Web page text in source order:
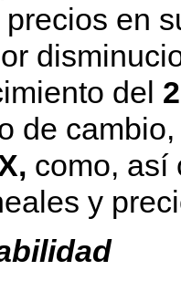
en
del
de
como, así
y